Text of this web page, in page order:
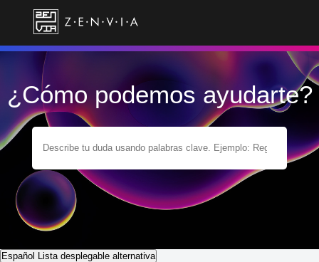
¿Cómo podemos ayudarte?
Español Lista desplegable alternativa